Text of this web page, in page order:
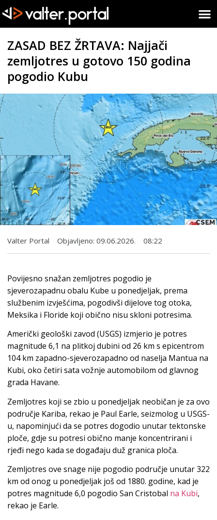
ZASAD BEZ ŽRTAVA: Najjači
zemljotres u gotovo 150 godina
pogodio Kubu
Valter Portal Objavljeno: 09.06.2026. 08:22
Povijesno snažan zemljotres pogodio je
sjeverozapadnu obalu Kube u ponedjeljak, prema
službenim izvješćima, pogodivši dijelove tog otoka,
Meksika i Floride koji obično nisu skloni potresima.
Američki geološki zavod (USGS) izmjerio je potres
magnitude 6,1 na plitkoj dubini od 26 km s epicentrom
104 km zapadno-sjeverozapadno od naselja Mantua na
Kubi, oko četiri sata vožnje automobilom od glavnog
grada Havane.
Zemljotres koji se zbio u ponedjeljak neobičan je za ovo
područje Kariba, rekao je Paul Earle, seizmolog u USGS-
u, napominjući da se potres dogodio unutar tektonske
ploče, gdje su potresi obično manje koncentrirani i
rjeđi nego kada se događaju duž granica ploča.
Zemljotres ove snage nije pogodio područje unutar 322
km od onog u ponedjeljak još od 1880. godine, kad je
potres magnitude 6,0 pogodio San Cristobal na Kubi,
rekao je Earle.